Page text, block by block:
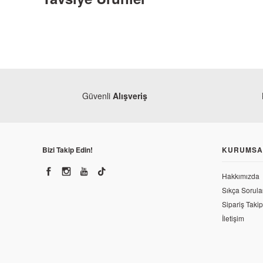
Güvenli Alışveriş
Bizi Takip Edin!
Hakkımızda
Sıkça
Sipariş Takip
İletişim